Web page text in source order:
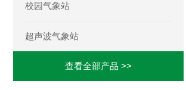
校园气象站
超声波气象站
查看全部产品 >>